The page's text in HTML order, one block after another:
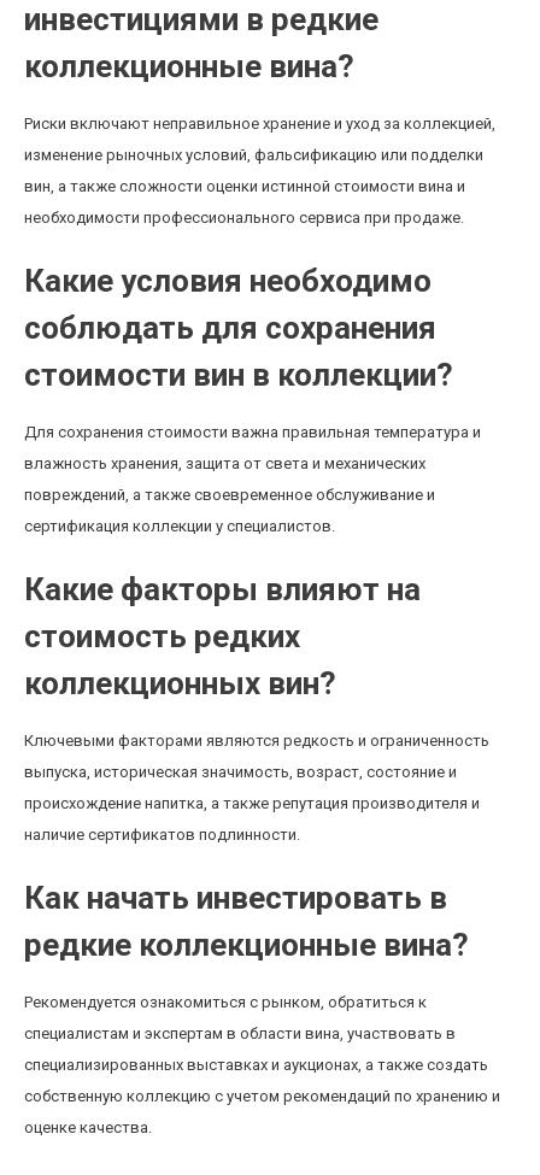
инвестициями в редкие
коллекционные вина?
Риски включают неправильное хранение и уход за коллекцией,
изменение рыночных условий, фальсификацию или подделки
вин, а также сложности оценки истинной стоимости вина и
необходимости профессионального сервиса при продаже.
Какие условия необходимо
соблюдать для сохранения
стоимости вин в коллекции?
Для сохранения стоимости важна правильная температура и
влажность хранения, защита от света и механических
повреждений, а также своевременное обслуживание и
сертификация коллекции у специалистов.
Какие факторы влияют на
стоимость редких
коллекционных вин?
Ключевыми факторами являются редкость и ограниченность
выпуска, историческая значимость, возраст, состояние и
происхождение напитка, а также репутация производителя и
наличие сертификатов подлинности.
Как начать инвестировать в
редкие коллекционные вина?
Рекомендуется ознакомиться с рынком, обратиться к
специалистам и экспертам в области вина, участвовать в
специализированных выставках и аукционах, а также создать
собственную коллекцию с учетом рекомендаций по хранению и
оценке качества.